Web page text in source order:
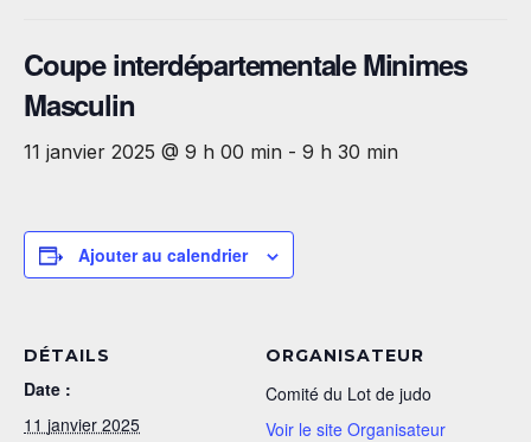
Coupe interdépartementale Minimes
Masculin
11 janvier 2025 @ 9 h 00 min - 9 h 30 min
Ajouter au calendrier
DÉTAILS
Date :
11 janvier 2025
ORGANISATEUR
Comité du Lot de judo
Voir le site Organisateur